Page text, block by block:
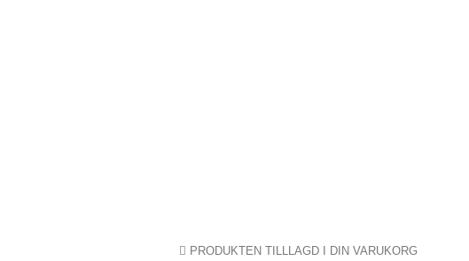
PRODUKTEN TILLLAGD I DIN VARUKORG